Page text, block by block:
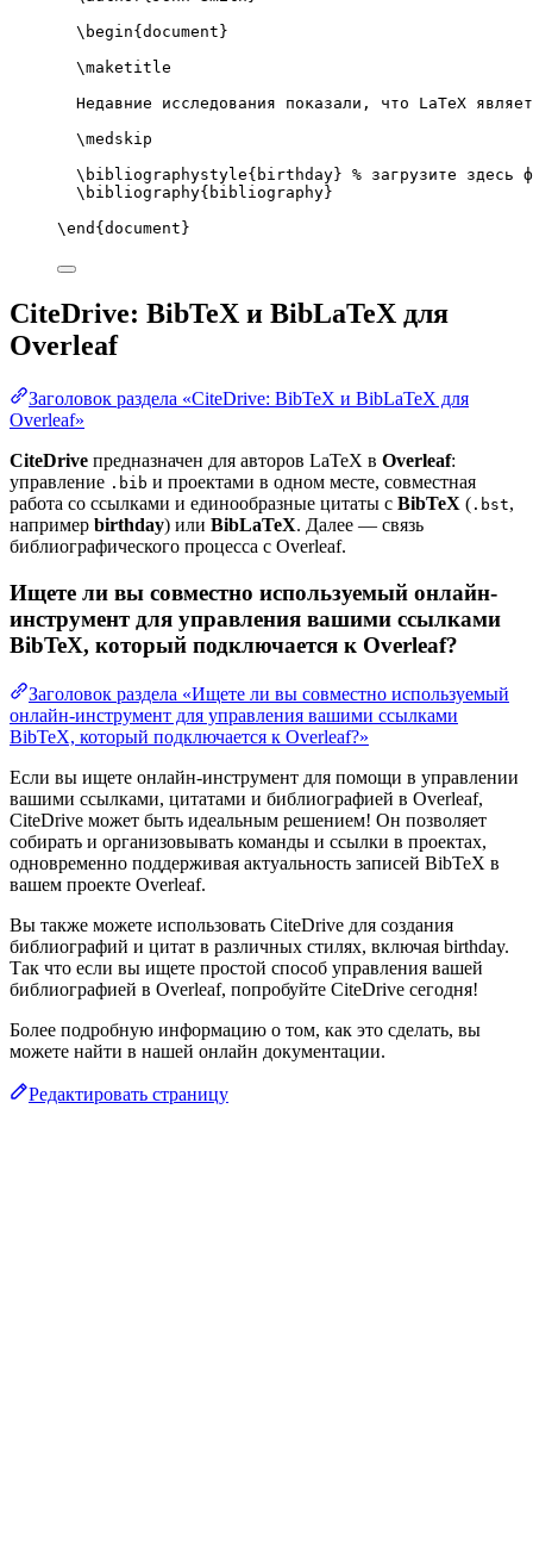
\begin{ document }
\maketitle
Недавние исследования показали, что LaTeX
\medskip
\bibliographystyle{birthday} % загрузите
\bibliography{bibliography}
\end { document }
CiteDrive: BibTeX и BibLaTeX для
Overleaf
Заголовок раздела «CiteDrive: BibTeX и BibLaTeX для
Overleaf»
CiteDrive предназначен для авторов LaTeX в Overleaf:
управление .bib и проектами в одном месте, совместная
работа со ссылками и единообразные цитаты с BibTeX ( .bst,
например birthday) или BibLaTeX. Далее — связь
библиографического процесса с Overleaf.
Ищете ли вы совместно используемый онлайн-
инструмент для управления вашими ссылками
BibTeX, который подключается к Overleaf?
Заголовок раздела «Ищете ли вы совместно используемый
онлайн-инструмент для управления вашими ссылками
BibTeX, который подключается к Overleaf?»
Если вы ищете онлайн-инструмент для помощи в управлении
вашими ссылками, цитатами и библиографией в Overleaf,
CiteDrive может быть идеальным решением! Он позволяет
собирать и организовывать команды и ссылки в проектах,
одновременно поддерживая актуальность записей BibTeX в
вашем проекте Overleaf.
Вы также можете использовать CiteDrive для создания
библиографий и цитат в различных стилях, включая birthday.
Так что если вы ищете простой способ управления вашей
библиографией в Overleaf, попробуйте CiteDrive сегодня!
Более подробную информацию о том, как это сделать, вы
можете найти в нашей онлайн документации.
Редактировать страницу